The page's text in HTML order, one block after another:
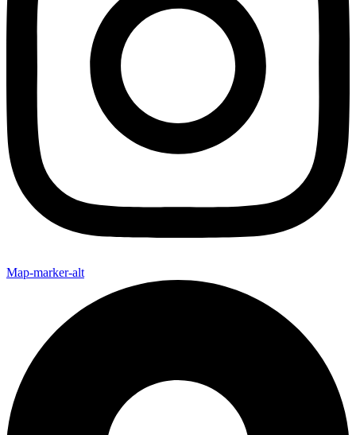
Map-marker-alt